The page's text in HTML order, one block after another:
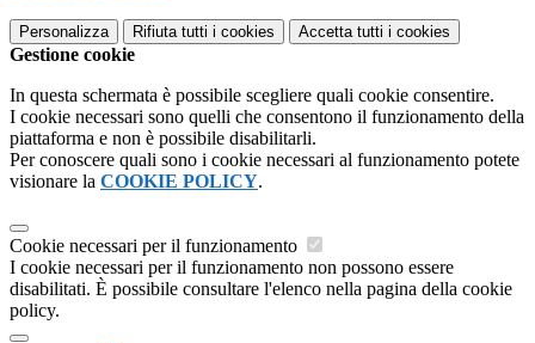
Personalizza Rifiuta tutti i cookies Accetta tutti i cookies
Gestione cookie
In questa schermata è possibile scegliere quali cookie consentire.
I cookie necessari sono quelli che consentono il funzionamento della
piattaforma e non è possibile disabilitarli.
Per conoscere quali sono i cookie necessari al funzionamento potete
visionare la COOKIE POLICY.
Cookie necessari per il funzionamento
I cookie necessari per il funzionamento non possono essere
disabilitati. È possibile consultare l'elenco nella pagina della cookie
policy.